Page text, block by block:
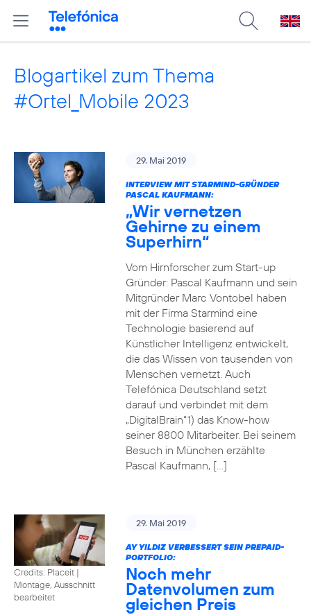
Blogartikel zum Thema
#Ortel_Mobile 2023
29. Mai 2019
INTERVIEW MIT STARMIND-GRÜNDER
PASCAL KAUFMANN:
„Wir vernetzen
Gehirne zu einem
Superhirn“
Vom Hirnforscher zum Start-up
Gründer: Pascal Kaufmann und sein
Mitgründer Marc Vontobel haben
mit der Firma Starmind eine
Technologie basierend auf
Künstlicher Intelligenz entwickelt,
die das Wissen von tausenden von
Menschen vernetzt. Auch
Telefónica Deutschland setzt
darauf und verbindet mit dem
„DigitalBrain“1) das Know-how
seiner 8800 Mitarbeiter. Bei seinem
Besuch in München erzählte
Pascal Kaufmann, […]
Credits: Placeit |
Montage, Ausschnitt
bearbeitet
29. Mai 2019
AY YILDIZ VERBESSERT SEIN PREPAID-
PORTFOLIO:
Noch mehr
Datenvolumen zum
gleichen Preis